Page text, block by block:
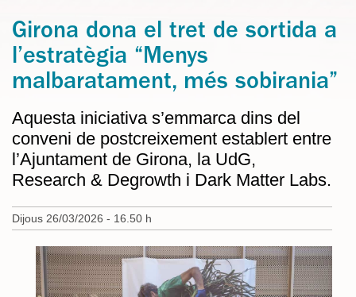
Girona dona el tret de sortida a
l’estratègia “Menys
malbaratament, més sobirania”
Aquesta iniciativa s’emmarca dins del
conveni de postcreixement establert entre
l’Ajuntament de Girona, la UdG,
Research & Degrowth i Dark Matter Labs.
Dijous 26/03/2026 - 16.50 h